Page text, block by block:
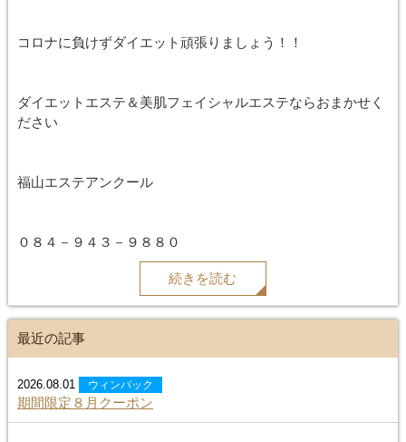
コロナに負けずダイエット頑張りましょう！！
ダイエットエステ＆美肌フェイシャルエステならおまかせく
ださい
福山エステアンクール
０８４－９４３－９８８０
続きを読む
最近の記事
2026.08.01 ウィンバック
期間限定８月クーポン